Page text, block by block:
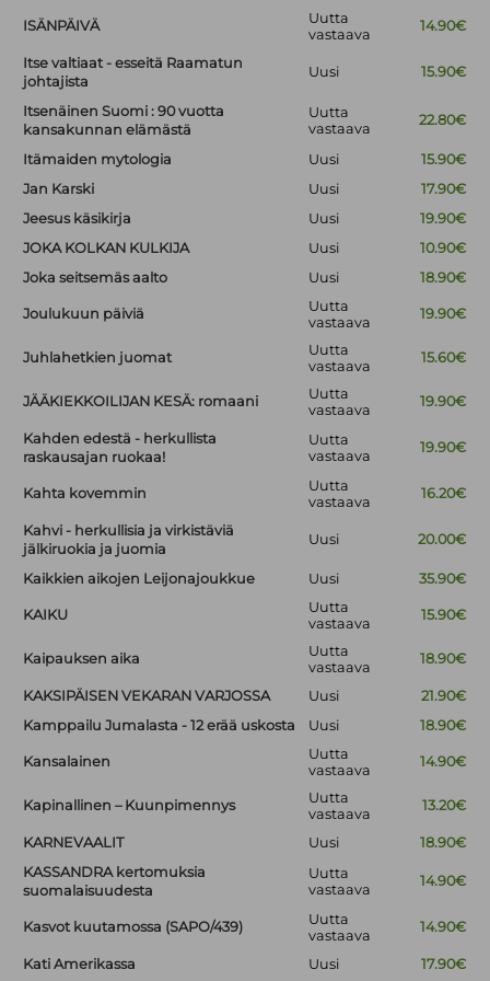
ISÄNPÄIVÄ
Uutta
vastaava
14.90€
Itse valtiaat - esseitä Raamatun
johtajista
Uusi 15.90€
Itsenäinen Suomi : 90 vuotta
kansakunnan elämästä
Uutta
vastaava
22.80€
Itämaiden mytologia Uusi
15.90€
Jan Karski
Uusi
17.90€
Jeesus käsikirja
Uusi
19.90€
JOKA KOLKAN KULKIJA
Uusi
10.90€
Joka seitsemäs aalto
Uusi 18.90€
Joulukuun päiviä
Uutta
vastaava
19.90€
Juhlahetkien juomat
Uutta
vastaava
15.60€
JÄÄKIEKKOILIJAN KESÄ: romaani
Uutta
vastaava
19.90€
Kahden edestä - herkullista
raskausajan ruokaa!
Uutta
vastaava
19.90€
Kahta kovemmin
Uutta
vastaava
16.20€
Kahvi - herkullisia ja virkistäviä
jälkiruokia ja juomia
Uusi 20.00€
Kaikkien aikojen Leijonajoukkue Uusi 35.90€
KAIKU
Uutta
vastaava
15.90€
Kaipauksen aika
Uutta
vastaava
18.90€
KAKSIPÄISEN VEKARAN VARJOSSA Uusi
21.90€
Kamppailu Jumalasta - 12 erää uskosta
Uusi 18.90€
Kansalainen
Uutta
vastaava
14.90€
Kapinallinen – Kuunpimennys
Uutta
vastaava
13.20€
KARNEVAALIT Uusi
18.90€
KASSANDRA kertomuksia
suomalaisuudesta
Uutta
vastaava
14.90€
Kasvot kuutamossa (SAPO/439)
Uutta
vastaava
14.90€
Kati Amerikassa Uusi
17.90€